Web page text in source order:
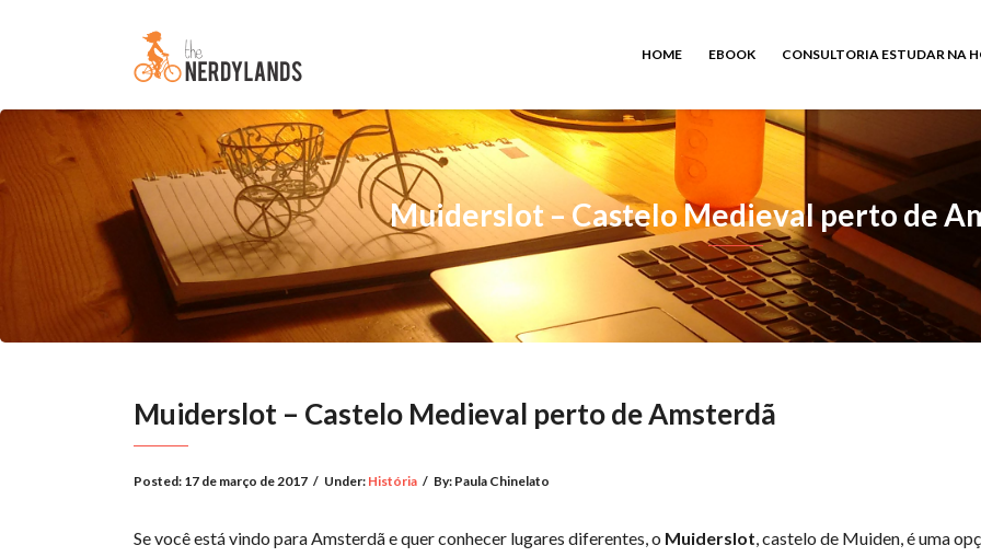
HOME EBOOK CONSULTORIA ESTUDAR NA
Muiderslot – Castelo Medieval perto de
Muiderslot – Castelo Medieval perto de Amsterdã
Posted: 17 de março de 2017 / Under: História / By: Paula Chinelato
Se você está vindo para Amsterdã e quer conhecer lugares diferentes, o Muiderslot, castelo de Muiden, é uma